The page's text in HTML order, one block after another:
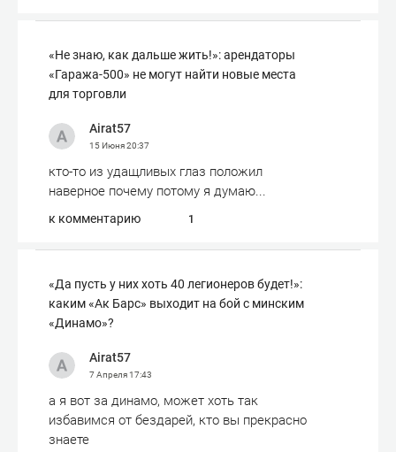
«Не знаю, как дальше жить!»: арендаторы
«Гаража-500» не могут найти новые места
для торговли
Airat57
15 Июня20:37
кто-то из удащливых глаз положил
наверное почему потому я думаю...
к комментарию 1
«Да пусть у них хоть 40 легионеров будет!»:
каким «Ак Барс» выходит на бой с минским
«Динамо»?
Airat57
7 Апреля17:43
а я вот за динамо, может хоть так
избавимся от бездарей, кто вы прекрасно
знаете